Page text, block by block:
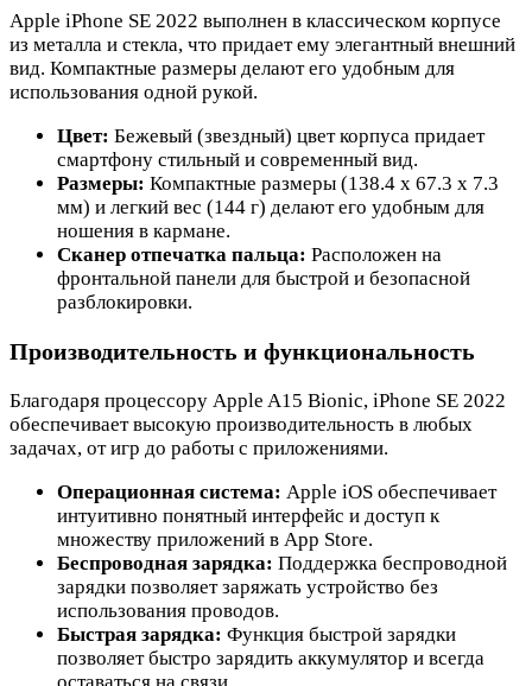
Apple iPhone SE 2022 выполнен в классическом корпусе
из металла и стекла, что придает ему элегантный внешний
вид. Компактные размеры делают его удобным для
использования одной рукой.
Цвет: Бежевый (звездный) цвет корпуса придает
смартфону стильный и современный вид.
Размеры: Компактные размеры (138.4 x 67.3 x 7.3
мм) и легкий вес (144 г) делают его удобным для
ношения в кармане.
Сканер отпечатка пальца: Расположен на
фронтальной панели для быстрой и безопасной
разблокировки.
Производительность и функциональность
Благодаря процессору Apple A15 Bionic, iPhone SE 2022
обеспечивает высокую производительность в любых
задачах, от игр до работы с приложениями.
Операционная система: Apple iOS обеспечивает
интуитивно понятный интерфейс и доступ к
множеству приложений в App Store.
Беспроводная зарядка: Поддержка беспроводной
зарядки позволяет заряжать устройство без
использования проводов.
Быстрая зарядка: Функция быстрой зарядки
позволяет быстро зарядить аккумулятор и всегда